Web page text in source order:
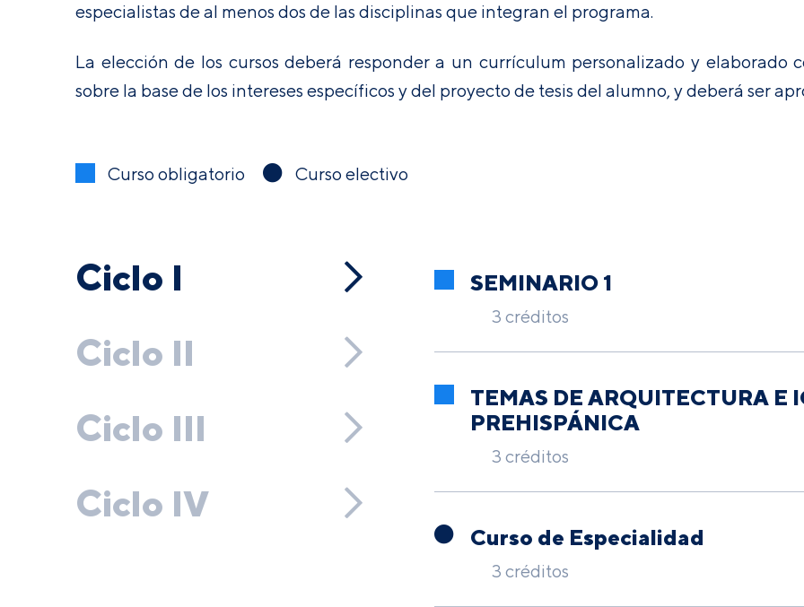
especialistas de al menos dos de las disciplinas que integran el programa.
La elección de los cursos deberá responder a un currículum personalizado y elaborado
sobre la base de los intereses específicos y del proyecto de tesis del alumno, y deberá ser
Curso obligatorio Curso electivo
Ciclo I
Ciclo II
Ciclo III
Ciclo IV
SEMINARIO 1
3 créditos
TEMAS DE ARQUITECTURA E
PREHISPÁNICA
3 créditos
Curso de Especialidad
3 créditos